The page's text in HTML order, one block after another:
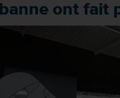
ont fait